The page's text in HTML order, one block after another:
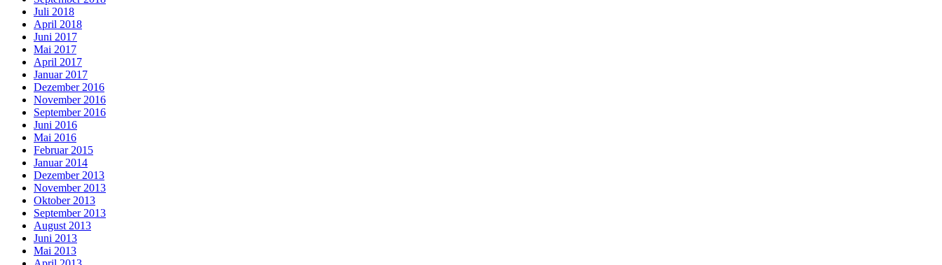
Juli 2018
April 2018
Juni 2017
Mai 2017
April 2017
Januar 2017
Dezember 2016
November 2016
September 2016
Juni 2016
Mai 2016
Februar 2015
Januar 2014
Dezember 2013
November 2013
Oktober 2013
September 2013
August 2013
Juni 2013
Mai 2013